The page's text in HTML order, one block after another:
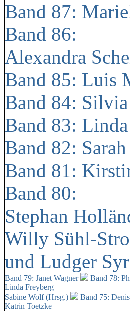
Band 87:
Band 86:
Alexandra
Band 85: Luis
Band 84:
Band 83:
Band 82:
Band 81:
Band 80:
Stephan
Willy Sühl-
und Ludger
Band 79: Janet Wagner Band 78:
Linda Freyberg
Sabine Wolf (Hrsg.)
Band 75:
Katrin Toetzke